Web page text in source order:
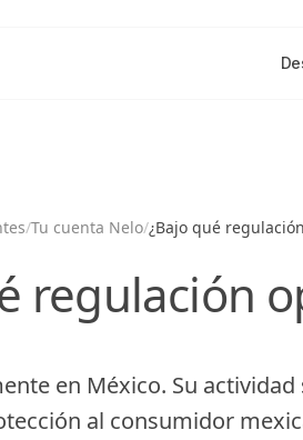
/Tu cuenta Nelo/¿Bajo qué
regulación
en México. Su
al consumidor